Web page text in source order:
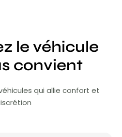
le véhicule
convient
qui allie confort et